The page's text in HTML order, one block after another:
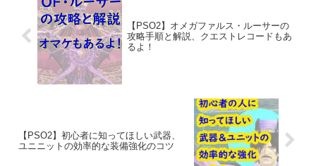
【PSO2】オメガファルス・ルーサーの
攻略手順と解説、クエストレコードもあ
るよ！
【PSO2】初心者に知ってほしい武器、
ユニニットの効率的な装備強化のコツ